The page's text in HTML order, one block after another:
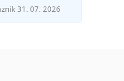
31. 07. 2026